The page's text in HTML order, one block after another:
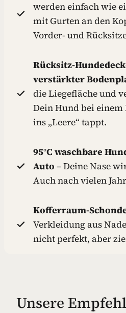
werden einfach wie
mit Gurten an den
Vorder- und
Rücksitz-
verstärkter
die Liegefläche und
Dein Hund bei
ins „Leere“ tappt.
95°C waschbare
Auto – Deine Nase
Auch nach vielen
Kofferraum-
Verkleidung aus
nicht perfekt, aber
Unsere